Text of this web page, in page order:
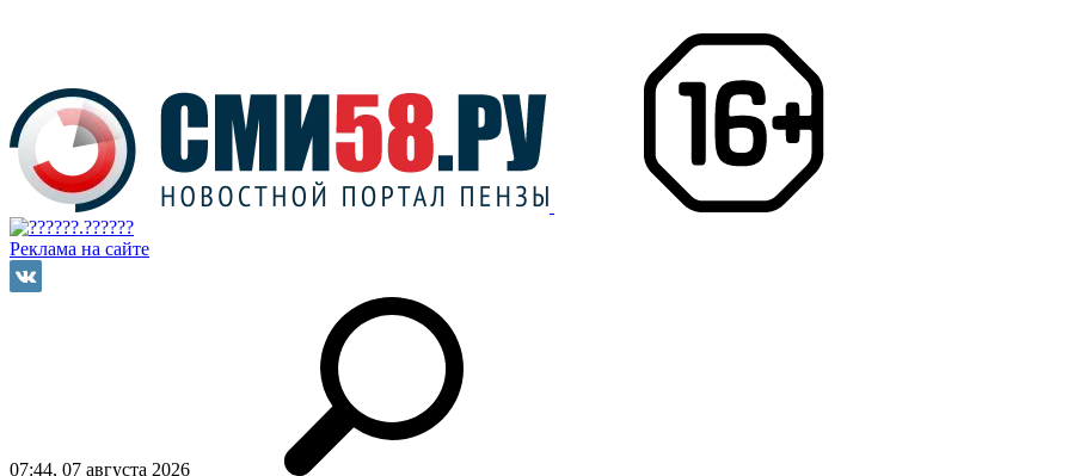
Реклама на сайте
07:44, 07 августа 2026